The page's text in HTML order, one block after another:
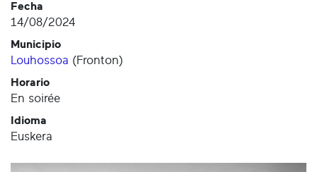
Fecha
14/08/2024
Municipio
Louhossoa (Fronton)
Horario
En soirée
Idioma
Euskera